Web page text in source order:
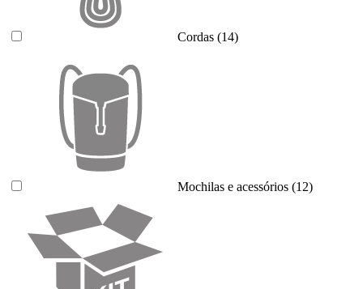
Cordas (14)
Mochilas e acessórios (12)